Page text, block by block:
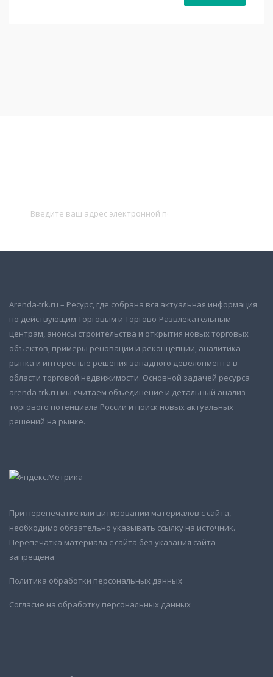
Arenda-trk.ru – Ресурс, где собрана вся актуальная информация
по действующим Торговым и Торгово-Развлекательным
центрам, анонсы строительства и открытия новых торговых
объектов, примеры реновации и реконцепции, аналитика
рынка и интересные решения западного девелопмента в
области торговой недвижимости. Основной задачей ресурса
arenda-trk.ru мы считаем объединение и детальный анализ
торгового потенциала России и поиск новых актуальных
решений на рынке.
При перепечатке или цитировании материалов с сайта,
необходимо обязательно указывать ссылку на источник.
Перепечатка материала с сайта без указания сайта
запрещена.
Политика обработки персональных данных
Согласие на обработку персональных данных